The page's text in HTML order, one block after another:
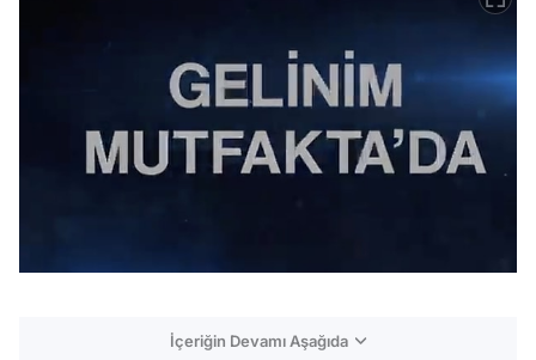
İçeriğin Devamı Aşağıda